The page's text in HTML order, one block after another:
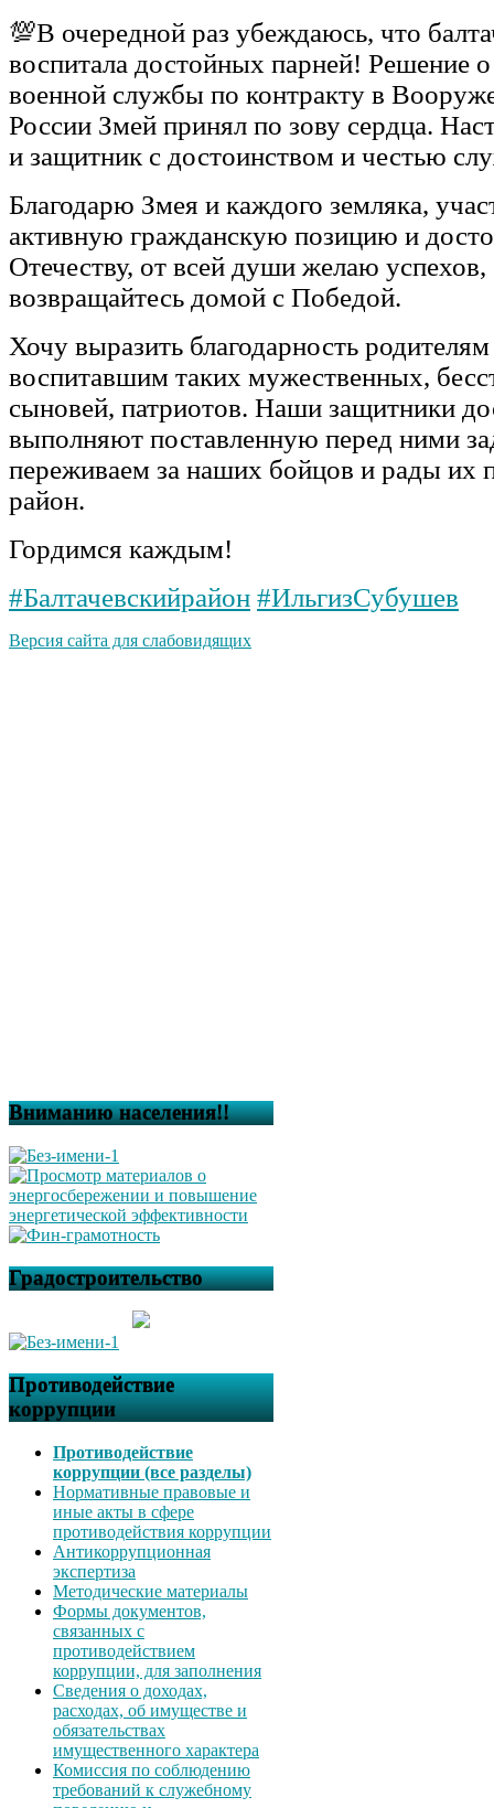
💯В очередной раз убеждаюсь, что
воспитала достойных парней! Решение
военной службы по контракту в
России Змей принял по зову сердца.
и защитник с достоинством и честью
Благодарю Змея и каждого земляка,
активную гражданскую позицию и
Отечеству, от всей души желаю успехов,
возвращайтесь домой с Победой.
Хочу выразить благодарность
воспитавшим таких мужественных,
сыновей, патриотов. Наши защитники
выполняют поставленную перед ними
переживаем за наших бойцов и рады их
район.
Гордимся каждым!
#Балтачевскийрайон #ИльгизСубушев
Версия сайта для слабовидящих
Вниманию населения!!
Градостроительство
Противодействие
коррупции
Противодействие
коррупции (все разделы)
Нормативные правовые и
иные акты в сфере
противодействия коррупции
Антикоррупционная
экспертиза
Методические материалы
Формы документов,
связанных с
противодействием
коррупции, для заполнения
Сведения о доходах,
расходах, об имуществе и
обязательствах
имущественного характера
Комиссия по соблюдению
требований к служебному